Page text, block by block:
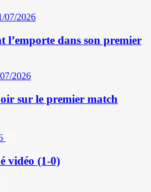
07/2026
l’emporte dans son premier
2026
sur le premier match
vidéo (1-0)